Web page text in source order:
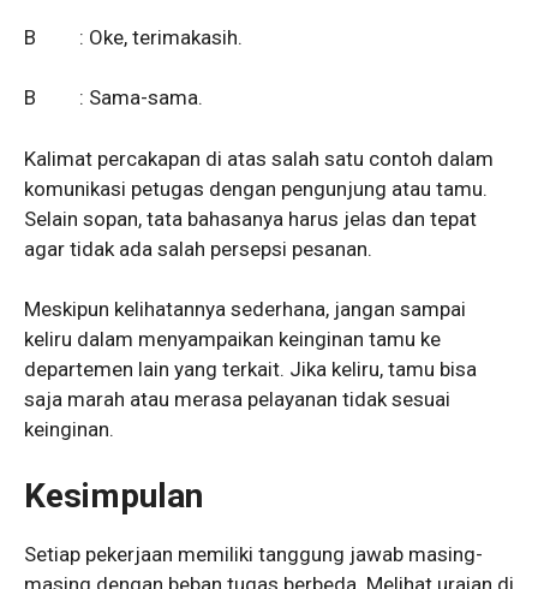
B : Oke, terimakasih.
B : Sama-sama.
Kalimat percakapan di atas salah satu contoh dalam
komunikasi petugas dengan pengunjung atau tamu.
Selain sopan, tata bahasanya harus jelas dan tepat
agar tidak ada salah persepsi pesanan.
Meskipun kelihatannya sederhana, jangan sampai
keliru dalam menyampaikan keinginan tamu ke
departemen lain yang terkait. Jika keliru, tamu bisa
saja marah atau merasa pelayanan tidak sesuai
keinginan.
Kesimpulan
Setiap pekerjaan memiliki tanggung jawab masing-
masing dengan beban tugas berbeda. Melihat uraian di